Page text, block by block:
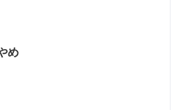
め